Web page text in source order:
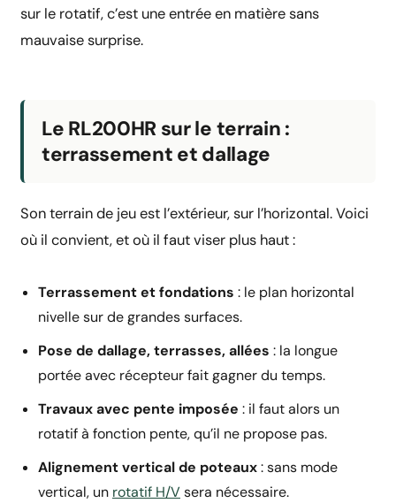
sur le rotatif, c’est une entrée en matière sans
mauvaise surprise.
Le RL200HR sur le terrain :
terrassement et dallage
Son terrain de jeu est l’extérieur, sur l’horizontal. Voici
où il convient, et où il faut viser plus haut :
Terrassement et fondations : le plan horizontal
nivelle sur de grandes surfaces.
Pose de dallage, terrasses, allées : la longue
portée avec récepteur fait gagner du temps.
Travaux avec pente imposée : il faut alors un
rotatif à fonction pente, qu’il ne propose pas.
Alignement vertical de poteaux: sans mode
vertical, un rotatif H/V sera nécessaire.